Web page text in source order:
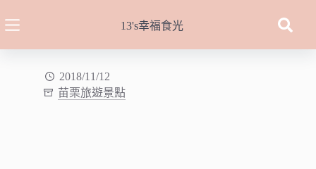
至
13's幸福食光
2018/11/12
苗栗旅遊景點